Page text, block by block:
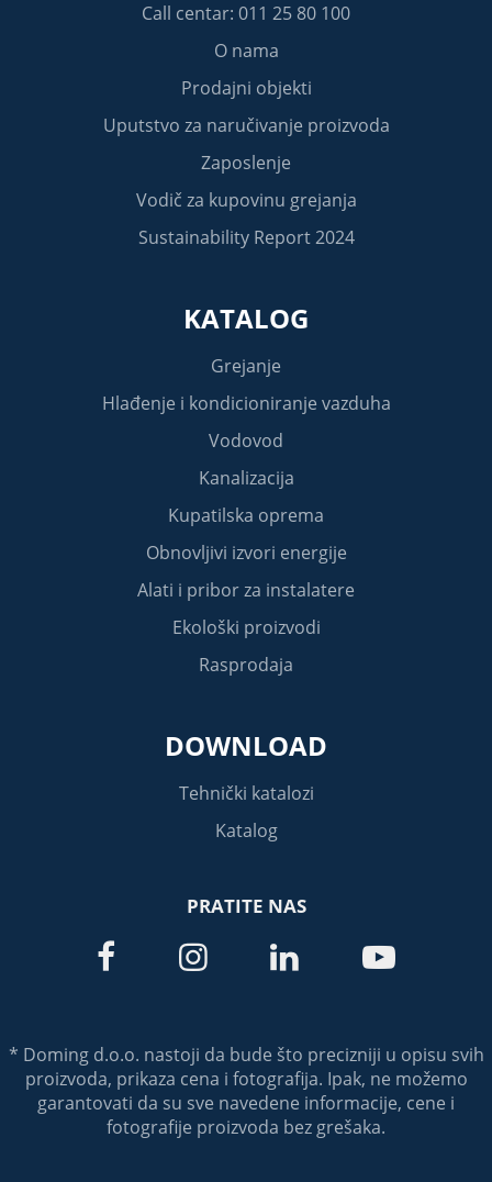
Call centar: 011 25 80 100
O nama
Prodajni objekti
Uputstvo za naručivanje proizvoda
Zaposlenje
Vodič za kupovinu grejanja
Sustainability Report 2024
KATALOG
Grejanje
Hlađenje i kondicioniranje vazduha
Vodovod
Kanalizacija
Kupatilska oprema
Obnovljivi izvori energije
Alati i pribor za instalatere
Ekološki proizvodi
Rasprodaja
DOWNLOAD
Tehnički katalozi
Katalog
PRATITE NAS
   
* Doming d.o.o. nastoji da bude što precizniji u opisu svih
proizvoda, prikaza cena i fotografija. Ipak, ne možemo
garantovati da su sve navedene informacije, cene i
fotografije proizvoda bez grešaka.